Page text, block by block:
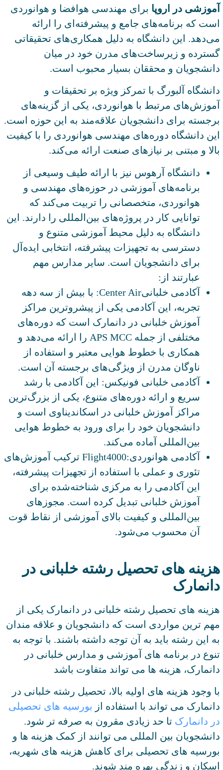
آموزشی در اروپا برای مهندسی هوافضا و هوانوردی
است که برنامه‌های جامع و پیشرفته‌ای را ارائه
می‌دهد. این دانشگاه به دلیل همکاری‌های تحقیقاتی
گسترده و زیرساخت‌های مدرن خود در میان
دانشجویان و محققان بسیار محبوب است.
دانشگاه آلبورگ با تمرکز ویژه بر تحقیقات و
آموزش‌های مرتبط با هوانوردی، یکی از گزینه‌های
برجسته برای دانشجویان علاقه‌مند به این حوزه است.
این دانشگاه دوره‌های مهندسی هوانوردی را با کیفیت
بالا و مبتنی بر نیازهای صنعت ارائه می‌کند.
دانشگاه آرهوس نیز با ارائه طیف وسیعی از
برنامه‌های آموزشی در حوزه‌های مهندسی و
هوانوردی، متخصصانی را تربیت می‌کند که
توانایی کار در پروژه‌های بین‌المللی را دارند. این
دانشگاه به دلیل محیط آموزشی متنوع و
دسترسی به تجهیزات پیشرفته، انتخابی ایده‌آل
برای دانشجویان است. سایر مدارس مهم
عبارتند از:
آکادمی خلبانیCenter Air: با بیش از سه دهه
تجربه، این آکادمی یکی از پیشروترین مراکز
آموزش خلبانی در دانمارک است که دوره‌های
مختلفی از جمله APS MCC را ارائه می‌دهد و
همکاری با خطوط هوایی معتبر و استفاده از
ناوگان مدرن از ویژگی‌های برجسته آن است.
آکادمی خلبانی فونیکس: این آکادمی با رشد
سریع و ارائه دوره‌های متنوع، یکی از بزرگ‌ترین
مراکز آموزش خلبانی در اسکاندیناوی است و
دانشجویان خود را برای ورود به خطوط هوایی
بین‌المللی آماده می‌کند.
آکادمی هوانوردی:Flight4000 ترکیب آموزش‌های
تئوری و عملی با استفاده از تجهیزات پیشرفته،
این آکادمی را به مرکزی شناخته‌شده برای
آموزش خلبانی تبدیل کرده است. مجوزهای
بین‌المللی و کیفیت بالای آموزشی از نقاط قوت
آن محسوب می‌شود.
هزینه های تحصیل رشته خلبانی در
دانمارک
هزینه های تحصیل رشته خلبانی در دانمارک یکی از
مهم ترین مواردی است که دانشجویان و علاقه مندان
به این رشته باید به آن توجه داشته باشند. با توجه به
تنوع در برنامه های آموزشی و مدارس خلبانی در
دانمارک، هزینه ها می تواند متفاوت باشد
با وجود هزینه های اولیه بالا، تحصیل رشته خلبانی در
دانمارک می تواند با استفاده از بورسیه های تحصیلی
در دانمارک تا حد زیادی مقرون به صرفه تر شود.
دانشجویان بین المللی می توانند از کمک هزینه ها و
بورسیه های تحصیلی برای کاهش هزینه های شهریه،
اسکان و زندگی بهره مند شوند.